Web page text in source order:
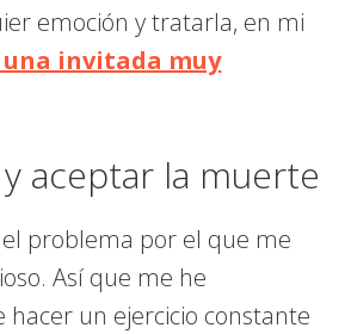
emoción y tratarla, en mi
una invitada muy
aceptar la muerte
problema por el que me
Así que me he
hacer un ejercicio constante